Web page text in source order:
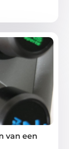
van een